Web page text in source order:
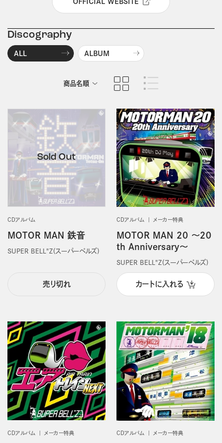
Discography
ALL ALBUM
商品名順
CDアルバム
MOTOR MAN 鉄音
SUPER BELL"Z(スーパーベルズ)
売り切れ
CDアルバム メーカー特典
MOTOR MAN 20 ～20
th Anniversary～
SUPER BELL"Z(スーパーベルズ)
カートに入れる
CDアルバム メーカー特典 CDアルバム メーカー特典